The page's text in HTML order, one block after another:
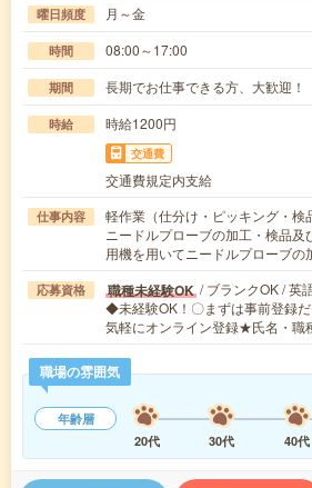
曜日頻度 月～金
時間 08:00～17:00
期間 長期でお仕事できる方、大歓迎！
時給 時給1200円
交通費
交通費規定内支給
仕事内容
軽作業（仕分け・ピッキング・検
ニードルプローブの加工・検品及
用機を用いてニードルプローブ
応募資格 職種未経験OK / ブランクOK / 英
◆未経験OK！〇まずは事前登録
気軽にオンライン登録★氏名・職
職場の雰囲気
年齢層
20代
30代 40代